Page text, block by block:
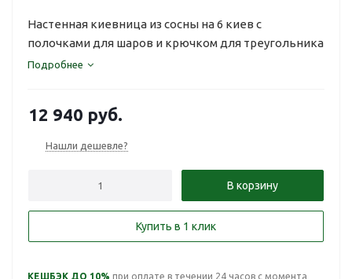
Настенная киевница из сосны на 6 киев с
полочками для шаров и крючком для треугольника
Подробнее
12 940 руб.
Нашли дешевле?
В корзину
Купить в 1 клик
КЕШБЭК ДО 10% при оплате в течении 24 часов с момента